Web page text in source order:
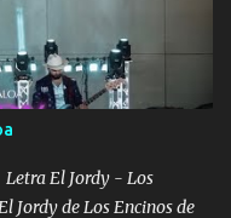
me llevo lo mismo que
no puedo mirarte, mas se
ángel, El desespero me
mi sendero por siempre
co...
Letra El Jordy - Los
Jordy de Los Encinos de